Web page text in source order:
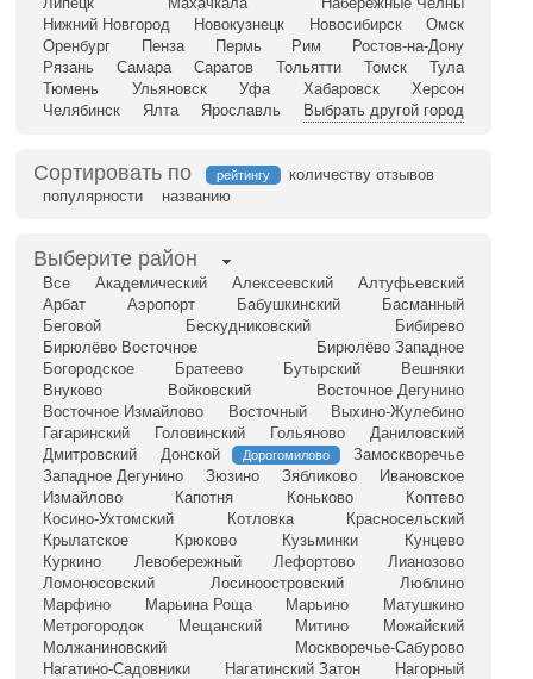
Нижний Новгород
Новокузнецк Новосибирск
Омск
Оренбург
Пенза Пермь Рим
Ростов-на-Дону
Рязань
Самара Саратов Тольятти Томск
Тула
Тюмень
Ульяновск Уфа Хабаровск
Херсон
Челябинск
Ялта Ярославль Выбрать другой город
Сортировать по рейтингу
количеству отзывов
популярности
названию
Выберите район
Все Академический Алексеевский
Алтуфьевский
Арбат
Аэропорт Бабушкинский
Басманный
Беговой
Бескудниковский
Бибирево
Бирюлёво Восточное
Бирюлёво Западное
Богородское
Братеево Бутырский
Вешняки
Внуково
Войковский
Восточное Дегунино
Восточное Измайлово
Восточный
Выхино-Жулебино
Гагаринский
Головинский Гольяново
Даниловский
Дмитровский
Донской Дорогомилово
Замоскворечье
Западное Дегунино
Зюзино Зябликово
Ивановское
Измайлово
Капотня Коньково
Коптево
Косино-Ухтомский
Котловка
Красносельский
Крылатское
Крюково Кузьминки
Кунцево
Куркино
Левобережный Лефортово
Лианозово
Ломоносовский
Лосиноостровский
Люблино
Марфино
Марьина Роща Марьино
Матушкино
Метрогородок
Мещанский Митино
Можайский
Молжаниновский
Москворечье-Сабурово
Нагатино-Садовники
Нагатинский Затон
Нагорный